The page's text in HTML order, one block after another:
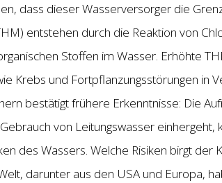
dass dieser Wasserversorger die
entstehen durch die Reaktion von
Stoffen im Wasser. Erhöhte
Krebs und Fortpflanzungsstörungen in
bestätigt frühere Erkenntnisse: Die
von Leitungswasser
des Wassers. Welche Risiken birgt
darunter aus den USA und Europa,